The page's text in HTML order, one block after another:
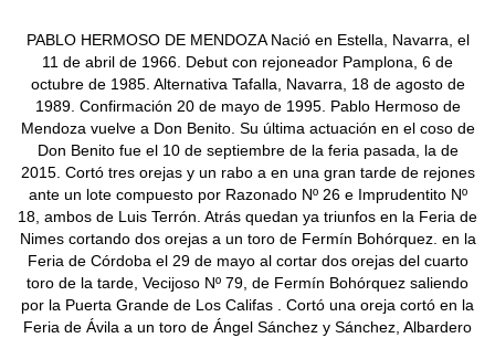
PABLO HERMOSO DE MENDOZA Nació en Estella, Navarra, el
11 de abril de 1966. Debut con rejoneador Pamplona, 6 de
octubre de 1985. Alternativa Tafalla, Navarra, 18 de agosto de
1989. Confirmación 20 de mayo de 1995. Pablo Hermoso de
Mendoza vuelve a Don Benito. Su última actuación en el coso de
Don Benito fue el 10 de septiembre de la feria pasada, la de
2015. Cortó tres orejas y un rabo a en una gran tarde de rejones
ante un lote compuesto por Razonado Nº 26 e Imprudentito Nº
18, ambos de Luis Terrón. Atrás quedan ya triunfos en la Feria de
Nimes cortando dos orejas a un toro de Fermín Bohórquez. en la
Feria de Córdoba el 29 de mayo al cortar dos orejas del cuarto
toro de la tarde, Vecijoso Nº 79, de Fermín Bohórquez saliendo
por la Puerta Grande de Los Califas . Cortó una oreja cortó en la
Feria de Ávila a un toro de Ángel Sánchez y Sánchez, Albardero